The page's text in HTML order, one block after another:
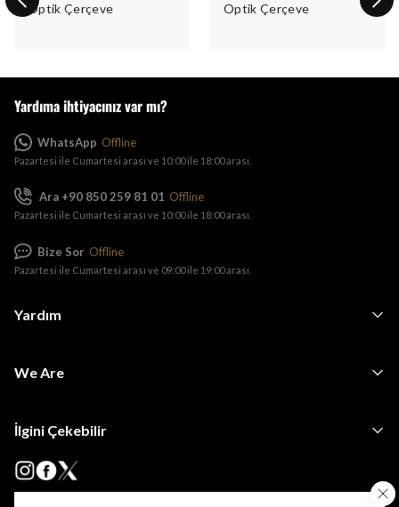
Optik Çerçeve
Optik Çerçeve
Yardım
We Are
İlgini Çekebilir
Yardıma ihtiyacınız var mı?
WhatsApp Offline
Pazartesi ile Cumartesi arası ve 10:00 ile 18:00 arası.
Ara +90 850 259 81 01 Offline
Pazartesi ile Cumartesi arası ve 10:00 ile 18:00 arası.
Bize Sor Offline
Pazartesi ile Cumartesi arası ve 09:00 ile 19:00 arası.